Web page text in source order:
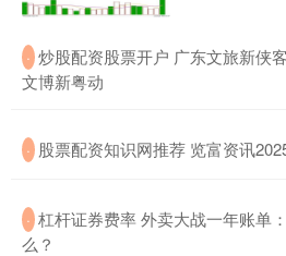
· 炒股配资股票开户 广东文旅新侠
文博新粤动
· 股票配资知识网推荐 览富资讯
· 杠杆证券费率 外卖大战一年账单
么？